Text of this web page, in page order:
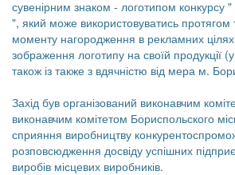
сувенірним знаком - логотипом конкурсу
", який може використовуватись протягом
моменту нагородження в рекламних
зображення логотипу на своїй продукції
також із также з вдячністю від мера м.
Захід був організований виконавчим
виконавчим комітетом Бориспольского
сприяння виробництву
розповсюдження досвіду успішних
виробів місцевих виробників.